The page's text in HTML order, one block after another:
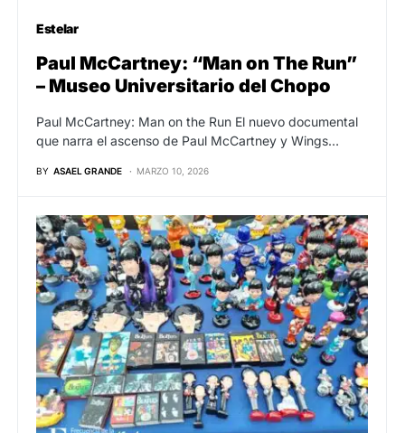
Estelar
Paul McCartney: “Man on The Run”
– Museo Universitario del Chopo
Paul McCartney: Man on the Run El nuevo documental
que narra el ascenso de Paul McCartney y Wings…
BY ASAEL GRANDE MARZO 10, 2026